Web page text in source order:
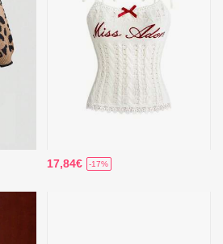
17,84€ -17%